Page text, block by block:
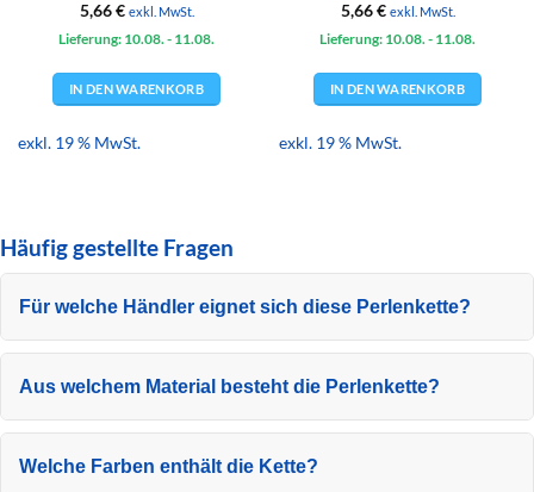
5,66€ exkl. MwSt.
Lieferung: 10.08. - 11.08.
IN DEN WARENKORB
exkl. 19 % MwSt.
5,66€ exkl. MwSt.
Lieferung: 10.08. - 11.08.
IN DEN WARENKORB
exkl. 19 % MwSt.
Häufig gestellte Fragen
Für welche Händler eignet sich diese Perlenkette?
Aus welchem Material besteht die Perlenkette?
Welche Farben enthält die Kette?